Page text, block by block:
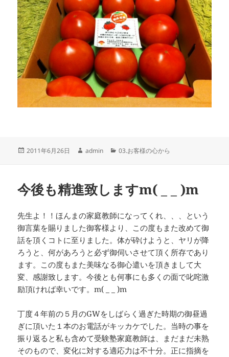
投
2011年6月26日
作
admin
カ
ー
03.お客様の心から
今後も精進致しますm( _ _ )m
先生よ！！ほんまの家庭教師になってくれ、、、という
御言葉を賜りました御客様より、この度もまた改めて御
話を頂くコトに至りました。体が砕けようと、ヤリが降
ろうと、何があろうと必ず御伺いさせて頂く所存であり
ます。この度もまた美味なる御心遣いを頂きまして大
変、感謝致します。今後とも何事にも多くの面で叱咤激
励頂ければ幸いです。m( _ _ )m
丁度４年前の５月のGWをしばらく過ぎた時期の御昼過
ぎに頂いた１本のお電話がキッカケでした。当時の事を
振り返ると私も含めて受験塾家庭教師は、まだまだ未熟
そのもので、変化に対する適応力は不十分。正に指摘を